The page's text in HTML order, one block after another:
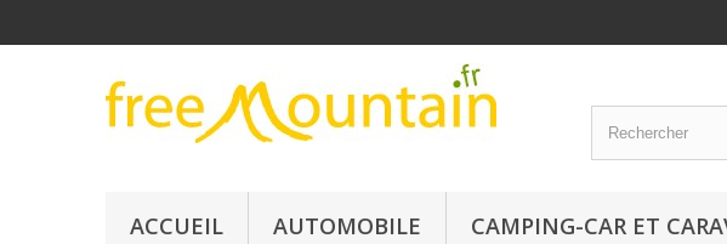
ACCUEIL AUTOMOBILE CAMPING-CAR ET